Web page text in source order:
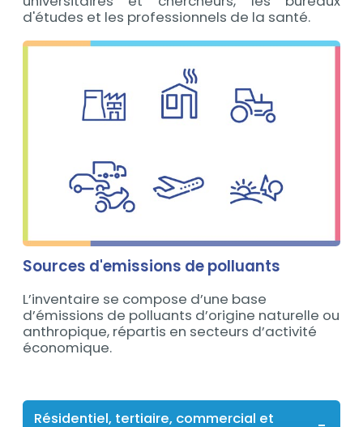
d'études et les professionnels de la santé.
Sources d'emissions de polluants
L’inventaire se compose d’une base
d’émissions de polluants d’origine naturelle ou
anthropique, répartis en secteurs d’activité
économique.
Résidentiel, tertiaire, commercial et